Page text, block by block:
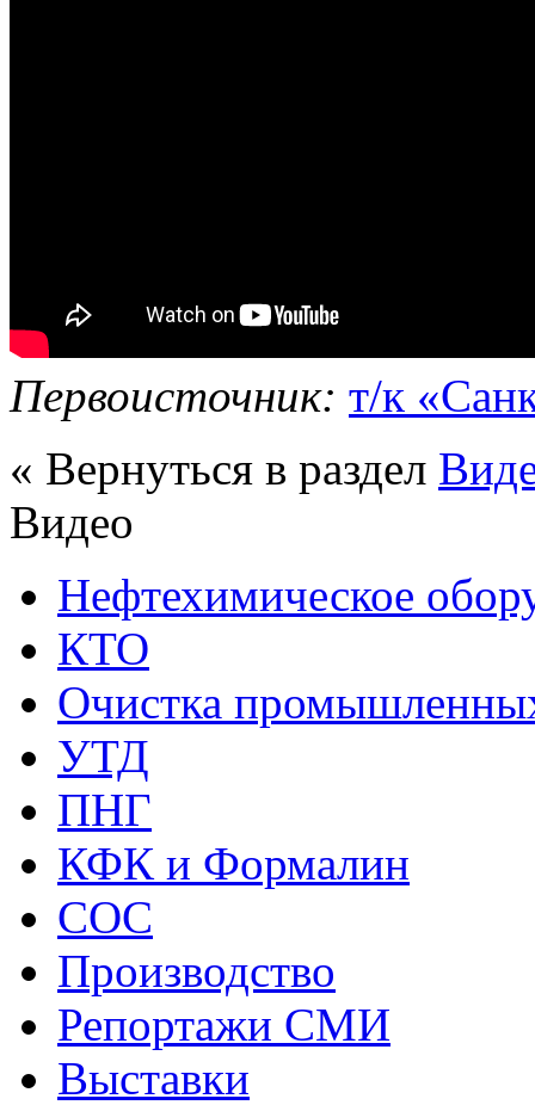
Первоисточник: т/к
« Вернуться в раздел
Видео
Нефтехимическое
КТО
Очистка
УТД
ПНГ
КФК и Формалин
СОС
Производство
Репортажи СМИ
Выставки